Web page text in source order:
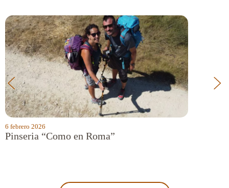
6 febrero 2026
Pinseria “Como en Roma”